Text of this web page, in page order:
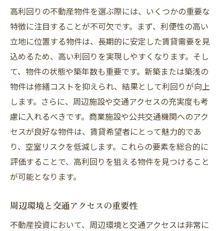
高利回りの不動産物件を選ぶ際には、いくつかの重要な
特徴に注目することが不可欠です。まず、利便性の高い
立地に位置する物件は、長期的に安定した賃貸需要を見
込めるため、高い利回りを実現しやすくなります。そし
て、物件の状態や築年数も重要です。新築または築浅の
物件は修繕コストを抑えられ、結果として利回りが向上
します。さらに、周辺施設や交通アクセスの充実度も考
慮に入れるべきです。商業施設や公共交通機関へのアク
セスが良好な物件は、賃貸希望者にとって魅力的であ
り、空室リスクを低減します。これらの要素を総合的に
評価することで、高利回りを狙える物件を見つけること
が可能となります。
周辺環境と交通アクセスの重要性
不動産投資において、周辺環境と交通アクセスは非常に